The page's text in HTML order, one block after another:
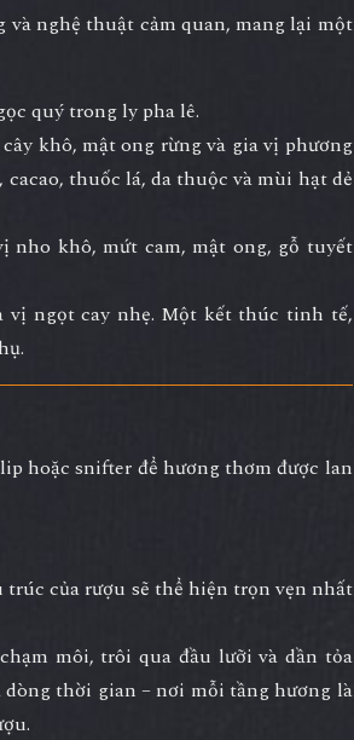
nghệ thuật cảm quan, mang lại một
quý trong ly pha lê.
khô, mật ong rừng và gia vị phương
cacao, thuốc lá, da thuộc và mùi hạt dẻ
nho khô, mứt cam, mật ong, gỗ tuyết
vị ngọt cay nhẹ. Một kết thúc tinh tế,
hoặc snifter để hương thơm được lan
trúc của rượu sẽ thể hiện trọn vẹn nhất
môi, trôi qua đầu lưỡi và dần tỏa
thời gian – nơi mỗi tầng hương là